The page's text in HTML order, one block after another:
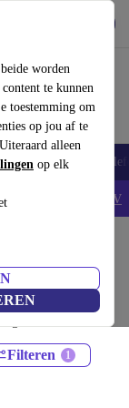
worden
te kunnen
toestemming om
op jou af te
alleen
op elk
Accessoires
- AV
tot 40%. 30 dagen
duurzaam!
Filteren